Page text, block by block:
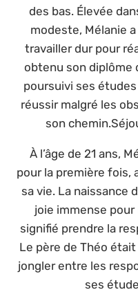
des bas. Élevée
modeste, Mélanie
travailler dur pour
obtenu son diplôme
poursuivi ses
réussir malgré les
son
À l’âge de 21 ans,
pour la première fois,
sa vie. La naissance
joie immense pour
signifié prendre la
Le père de Théo
jongler entre les
ses